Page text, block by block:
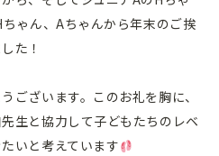
ゃん、Aちゃんから年末のご挨
た！
ございます。このお礼を胸に、
生と協力して子どもたちのレベ
いと考えています